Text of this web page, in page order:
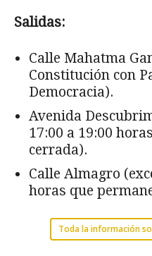
Salidas:
Calle Mahatma
Constitución con
Democracia).
Avenida
17:00 a 19:00
cerrada).
Calle Almagro
horas que
Toda la información